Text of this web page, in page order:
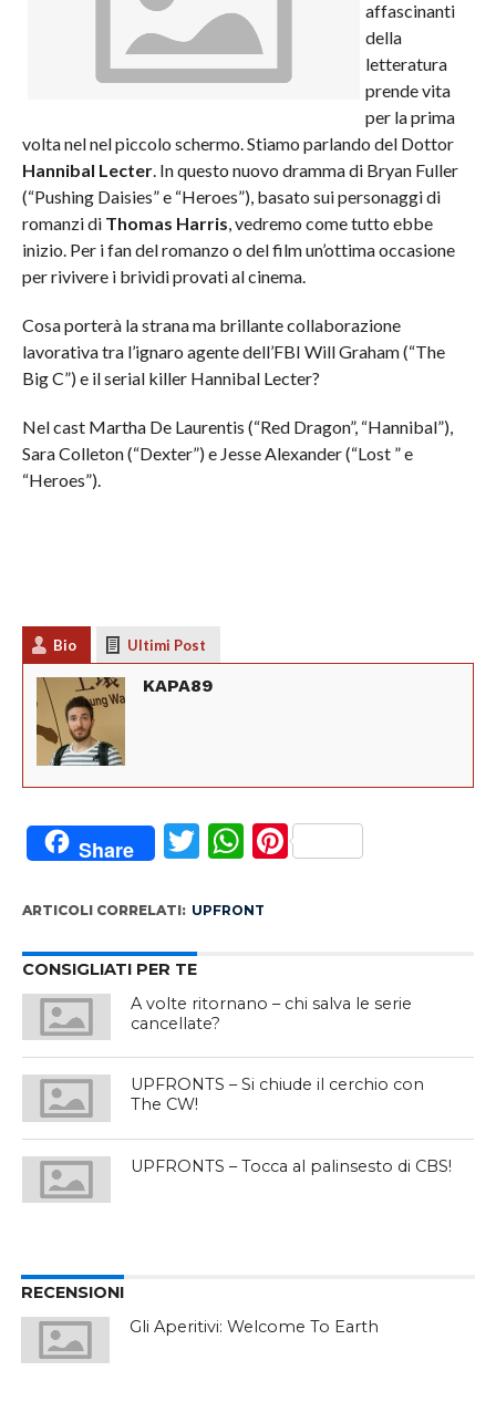
affascinanti
della
letteratura
prende vita
per la prima
volta nel nel piccolo schermo. Stiamo parlando del Dottor
Hannibal Lecter. In questo nuovo dramma di Bryan Fuller
(“Pushing Daisies” e “Heroes”), basato sui personaggi di
romanzi di Thomas Harris, vedremo come tutto ebbe
inizio. Per i fan del romanzo o del film un’ottima occasione
per rivivere i brividi provati al cinema.
Cosa porterà la strana ma brillante collaborazione
lavorativa tra l’ignaro agente dell’FBI Will Graham (“The
Big C”) e il serial killer Hannibal Lecter?
Nel cast Martha De Laurentis (“Red Dragon”, “Hannibal”),
Sara Colleton (“Dexter”) e Jesse Alexander (“Lost ” e
“Heroes”).
Bio Ultimi Post
KAPA89
Share Twitter
WhatsApp
Pinterest
ARTICOLI CORRELATI: UPFRONT
CONSIGLIATI PER TE
A volte ritornano – chi salva le serie
cancellate?
UPFRONTS – Si chiude il cerchio con
The CW!
UPFRONTS – Tocca al palinsesto di CBS!
RECENSIONI
Gli Aperitivi: Welcome To Earth